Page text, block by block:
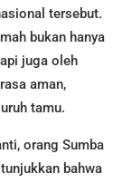
tersebut.
bukan hanya
juga oleh
aman,
tamu.
orang Sumba
bahwa